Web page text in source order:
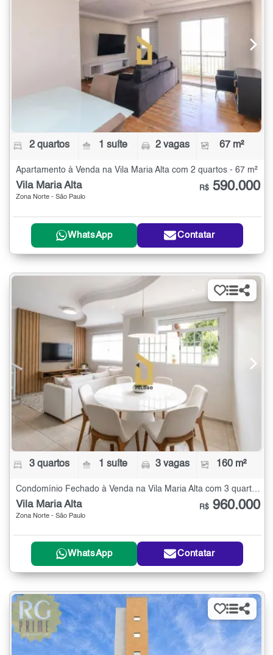
2 quartos 1 suíte 2 vagas 67 m²
Apartamento à Venda na Vila Maria Alta com 2 quartos - 67 m²
Vila Maria Alta
Zona Norte - São Paulo
R$ 590.000
WhatsApp Contatar
3 quartos 1 suíte 3 vagas 160 m²
Vila Maria Alta
Zona Norte - São Paulo
R$ 960.000
WhatsApp Contatar